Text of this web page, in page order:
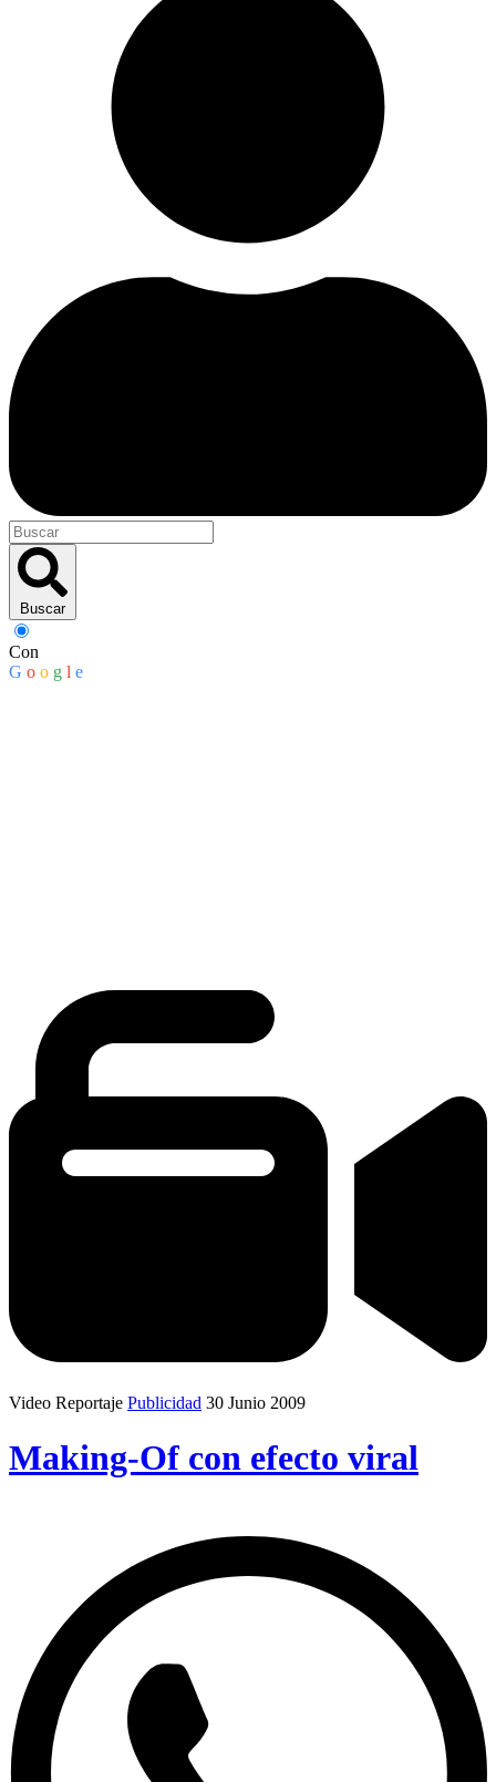
Buscar
Con
G o o g l e
Video Reportaje Publicidad 30 Junio 2009
Making-Of con efecto viral